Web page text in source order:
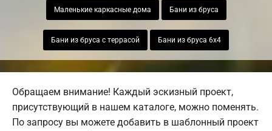
Маленькие каркасные дома Бани из бруса
Бани из бруса с террасой Бани из бруса 6х4
Обращаем внимание! Каждый эскизный проект,
присутствующий в нашем каталоге, можно поменять.
По запросу вы можете добавить в шаблонный проект